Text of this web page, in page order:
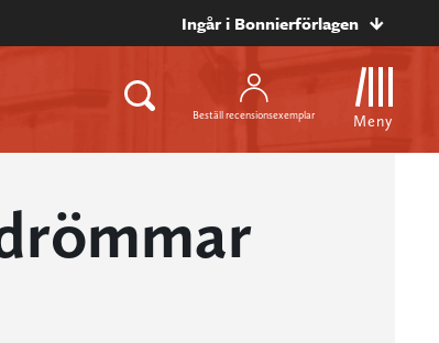
Ingår i Bonnierförlagen
Beställ recensionsexemplar Meny